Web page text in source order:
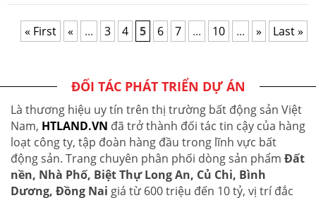
« First « ... 3 4 5 6 7 ... 10 ... » Last »
ĐỐI TÁC PHÁT TRIỂN DỰ ÁN
Là thương hiệu uy tín trên thị trường bất động sản Việt
Nam, HTLAND.VN đã trở thành đối tác tin cậy của hàng
loạt công ty, tập đoàn hàng đầu trong lĩnh vực bất
động sản. Trang chuyên phân phối dòng sản phẩm Đất
nền, Nhà Phố, Biệt Thự Long An, Củ Chi, Bình
Dương, Đồng Nai giá từ 600 triệu đến 10 tỷ, vị trí đắc